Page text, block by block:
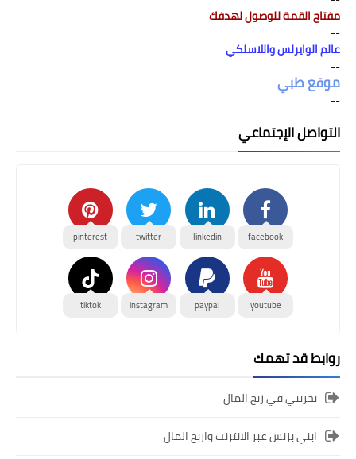
مفتاح القمة للوصول لهدفك
--
عالم الوايرلس واللاسلكي
--
موقع طبي
--
التواصل الإجتماعي
facebook
linkedin
twitter
pinterest
youtube
paypal
instagram
tiktok
روابط قد تهمك
تجربتي في ربح المال
ابني بزنس عبر الانترنت واربح المال